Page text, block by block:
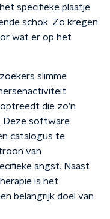
specifieke plaatje
schok. Zo kregen
wat er op het
slimme
die zo’n
Deze software
catalogus te
van
angst. Naast
is het
belangrijk doel van